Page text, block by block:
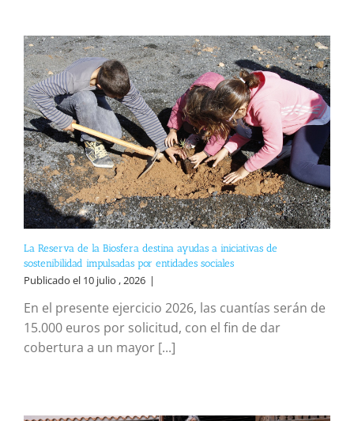
La Reserva de la Biosfera destina ayudas a iniciativas de
sostenibilidad impulsadas por entidades sociales
Publicado el 10 julio , 2026 |
En el presente ejercicio 2026, las cuantías serán de
15.000 euros por solicitud, con el fin de dar
cobertura a un mayor [...]